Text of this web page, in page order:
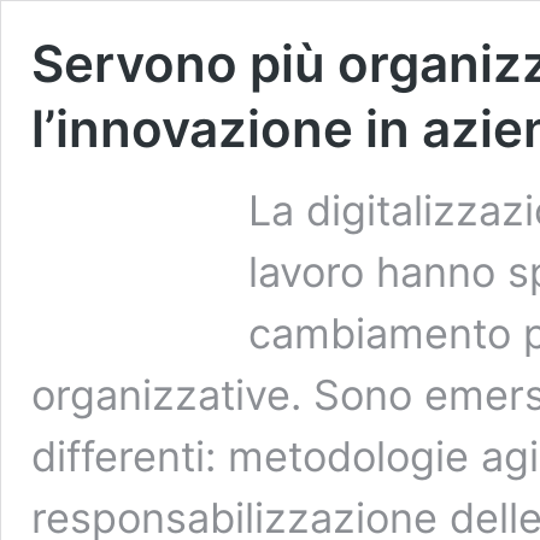
Servono più
l’innovazione in
La
lavoro hanno
cambiamento
organizzative. Sono
differenti: metodologie
responsabilizzazione